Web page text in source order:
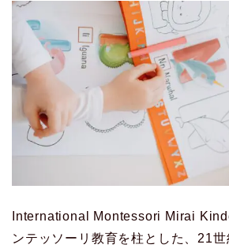
International Montessori Mirai
ンテッソーリ教育を柱とした、21世